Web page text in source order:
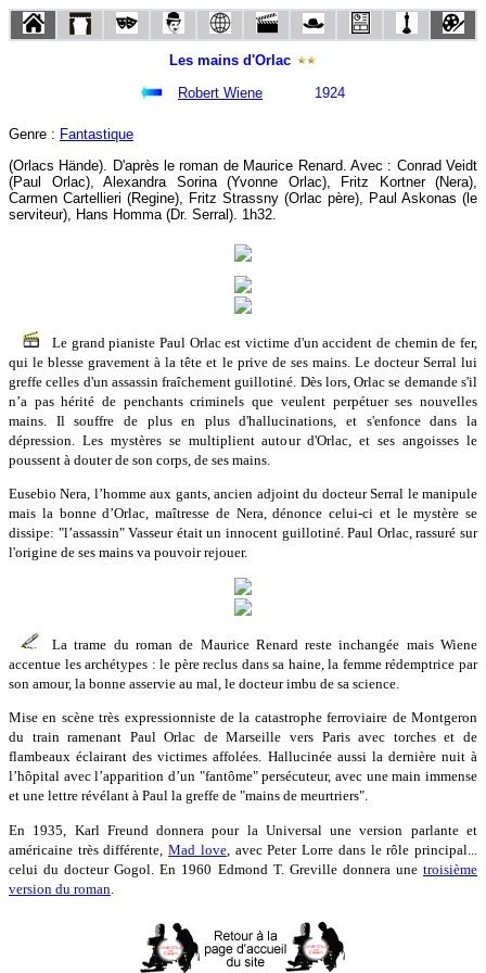
Les mains d'Orlac
Robert Wiene
1924
Genre : Fantastique
(Orlacs Hände). D'après le roman de Maurice Renard. Avec : Conrad Veidt
(Paul Orlac), Alexandra Sorina (Yvonne Orlac), Fritz Kortner (Nera),
Carmen Cartellieri (Regine), Fritz Strassny (Orlac père), Paul Askonas (le
serviteur), Hans Homma (Dr. Serral). 1h32.
Le grand pianiste Paul Orlac est victime d'un accident de chemin de fer,
qui le blesse gravement à la tête et le prive de ses mains. Le docteur Serral lui
greffe celles d'un assassin fraîchement guillotiné. Dès lors, Orlac se demande s'il
n’a pas hérité de penchants criminels que veulent perpétuer ses nouvelles
mains. Il souffre de plus en plus d'hallucinations, et s'enfonce dans la
dépression. Les mystères se multiplient autour d'Orlac, et ses angoisses le
poussent à douter de son corps, de ses mains.
Eusebio Nera, l’homme aux gants, ancien adjoint du docteur Serral le manipule
mais la bonne d’Orlac, maîtresse de Nera, dénonce celui-ci et le mystère se
dissipe: "l’assassin" Vasseur était un innocent guillotiné. Paul Orlac, rassuré sur
l'origine de ses mains va pouvoir rejouer.
La trame du roman de Maurice Renard reste inchangée mais Wiene
accentue les archétypes : le père reclus dans sa haine, la femme rédemptrice par
son amour, la bonne asservie au mal, le docteur imbu de sa science.
Mise en scène très expressionniste de la catastrophe ferroviaire de Montgeron
du train ramenant Paul Orlac de Marseille vers Paris avec torches et de
flambeaux éclairant des victimes affolées. Hallucinée aussi la dernière nuit à
l’hôpital avec l’apparition d’un "fantôme" persécuteur, avec une main immense
et une lettre révélant à Paul la greffe de "mains de meurtriers".
En 1935, Karl Freund donnera pour la Universal une version parlante et
américaine très différente,Mad love, avec Peter Lorre dans le rôle principal...
celui du docteur Gogol. En 1960 Edmond T. Greville donnera une troisième
version du roman